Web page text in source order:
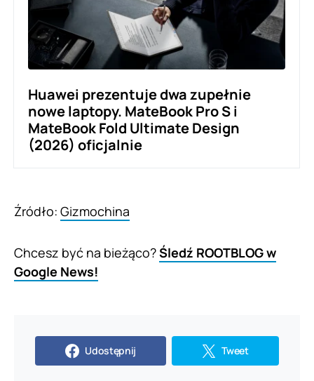
Huawei prezentuje dwa zupełnie
nowe laptopy. MateBook Pro S i
MateBook Fold Ultimate Design
(2026) oficjalnie
Źródło: Gizmochina
Chcesz być na bieżąco?Śledź ROOTBLOG w
Google News!
Udostępnij Tweet